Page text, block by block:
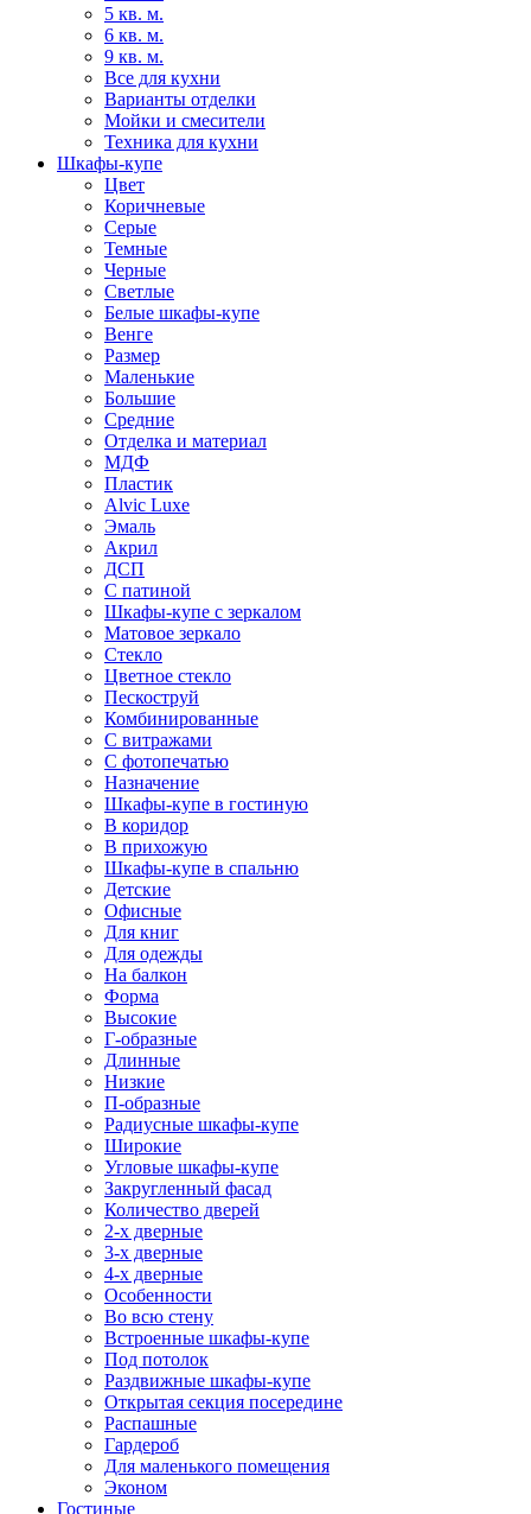
5 кв. м.
6 кв. м.
9 кв. м.
Все для кухни
Варианты отделки
Мойки и смесители
Техника для кухни
Шкафы-купе
Цвет
Коричневые
Серые
Темные
Черные
Светлые
Белые шкафы-купе
Венге
Размер
Маленькие
Большие
Средние
Отделка и материал
МДФ
Пластик
Alvic Luxe
Эмаль
Акрил
ДСП
С патиной
Шкафы-купе с зеркалом
Матовое зеркало
Стекло
Цветное стекло
Пескоструй
Комбинированные
С витражами
С фотопечатью
Назначение
Шкафы-купе в гостиную
В коридор
В прихожую
Шкафы-купе в спальню
Детские
Офисные
Для книг
Для одежды
На балкон
Форма
Высокие
Г-образные
Длинные
Низкие
П-образные
Радиусные шкафы-купе
Широкие
Угловые шкафы-купе
Закругленный фасад
Количество дверей
2-х дверные
3-х дверные
4-х дверные
Особенности
Во всю стену
Встроенные шкафы-купе
Под потолок
Раздвижные шкафы-купе
Открытая секция посередине
Распашные
Гардероб
Для маленького помещения
Эконом
Гостиные